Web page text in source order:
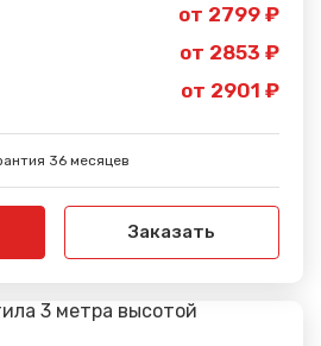
от 2799 ₽
от 2853 ₽
от 2901 ₽
36 месяцев
Заказать